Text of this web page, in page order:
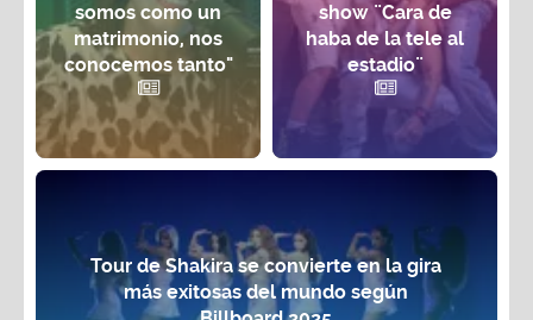
somos como un
matrimonio, nos
conocemos tanto"
show ¨Cara de
haba de la tele al
estadio¨
Tour de Shakira se convierte en la gira
más exitosas del mundo según